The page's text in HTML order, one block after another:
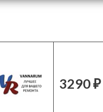
3290 ₽